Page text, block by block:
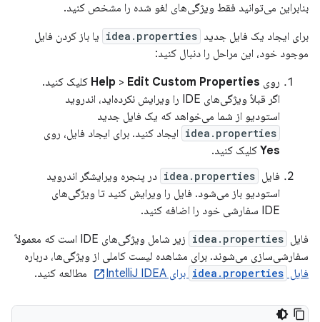
بنابراین می‌توانید فقط ویژگی‌های لغو شده را مشخص کنید.
برای ایجاد یک فایل جدید idea.properties یا باز کردن فایل
موجود خود، این مراحل را دنبال کنید:
روی
Help > Edit Custom Properties
کلیک کنید.
اگر قبلاً ویژگی‌های IDE را ویرایش نکرده‌اید، اندروید
استودیو از شما می‌خواهد که یک فایل جدید
idea.properties ایجاد کنید. برای ایجاد فایل، روی
Yes کلیک کنید.
فایل idea.properties در پنجره ویرایشگر اندروید
استودیو باز می‌شود. فایل را ویرایش کنید تا ویژگی‌های
IDE سفارشی خود را اضافه کنید.
فایل idea.properties
زیر شامل ویژگی‌های IDE است که معمولاً
سفارشی‌سازی می‌شوند. برای مشاهده لیست کاملی از ویژگی‌ها، درباره
فایل idea.properties برای IntelliJ IDEA مطالعه کنید.